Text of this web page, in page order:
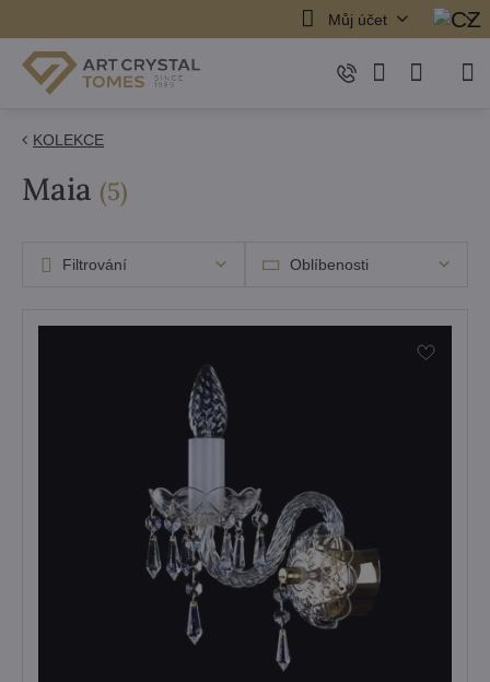
Můj účet
KOLEKCE
Maia (5položek
)
Oblíbenosti
Filtrování